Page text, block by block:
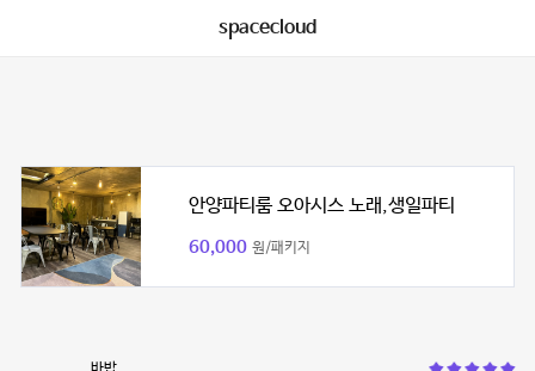
spacecloud
안양파티룸 오아시스 노래,생일파티
60,000 원/패키지